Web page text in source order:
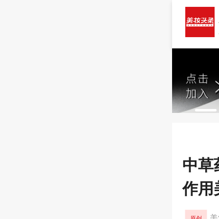
中草
作用
原创